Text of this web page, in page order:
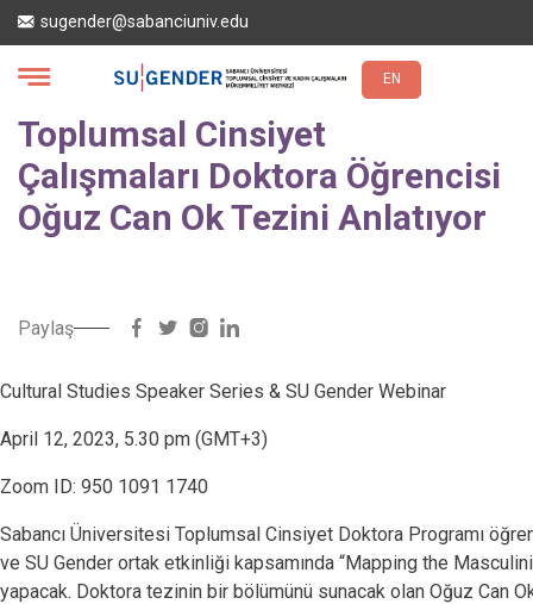
Ana
içeriğe
atla
sugender@sabanciuniv.edu
EN
Toplumsal Cinsiyet
Çalışmaları Doktora Öğrencisi
Oğuz Can Ok Tezini Anlatıyor
Paylaş
Cultural Studies Speaker Series & SU Gender Webinar
April 12, 2023, 5.30 pm (GMT+3)
Zoom ID: 950 1091 1740
Sabancı Üniversitesi Toplumsal Cinsiyet Doktora Programı
ve SU Gender ortak etkinliği kapsamında “Mapping the
yapacak. Doktora tezinin bir bölümünü sunacak olan Oğuz Can